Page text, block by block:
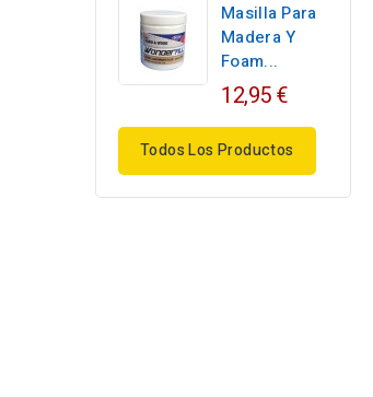
Masilla Para
Madera Y
Foam...
12,95 €
Todos Los Productos